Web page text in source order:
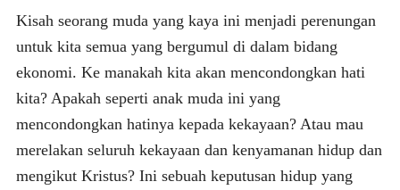
Kisah seorang muda yang kaya ini menjadi perenungan
untuk kita semua yang bergumul di dalam bidang
ekonomi. Ke manakah kita akan mencondongkan hati
kita? Apakah seperti anak muda ini yang
mencondongkan hatinya kepada kekayaan? Atau mau
merelakan seluruh kekayaan dan kenyamanan hidup dan
mengikut Kristus? Ini sebuah keputusan hidup yang